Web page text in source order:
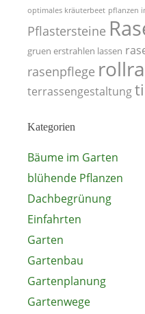
optimales kräuterbeet pflanzen
Pflastersteine
gruen erstrahlen lassen
rasenpflege
terrassengestaltung
Kategorien
Bäume im Garten
blühende Pflanzen
Dachbegrünung
Einfahrten
Garten
Gartenbau
Gartenplanung
Gartenwege